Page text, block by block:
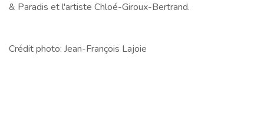
& Paradis et l'artiste Chloé-Giroux-Bertrand.
Crédit photo: Jean-François Lajoie